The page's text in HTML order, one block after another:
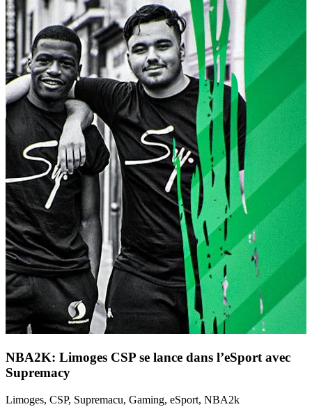
NBA2K: Limoges CSP se lance dans l’eSport avec
Supremacy
Limoges, CSP, Supremacu, Gaming, eSport, NBA2k